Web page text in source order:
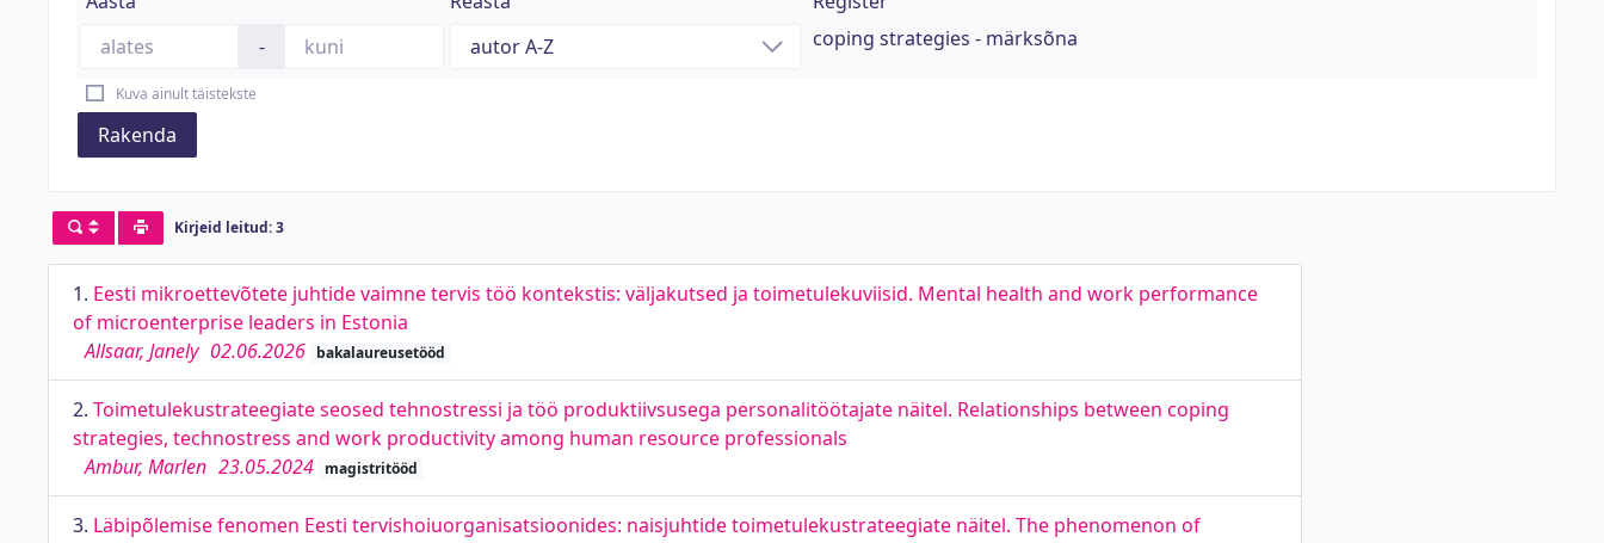
-
coping strategies - märksõna
Kuva ainult täistekste
Rakenda
Kirjeid leitud: 3
1. Eesti mikroettevõtete juhtide vaimne tervis töö kontekstis: väljakutsed ja toimetulekuviisid. Mental health and work performance
of microenterprise leaders in Estonia
Allsaar, Janely 02.06.2026 bakalaureusetööd
2. Toimetulekustrateegiate seosed tehnostressi ja töö produktiivsusega personalitöötajate näitel. Relationships between coping
strategies, technostress and work productivity among human resource professionals
Ambur, Marlen 23.05.2024 magistritööd
3. Läbipõlemise fenomen Eesti tervishoiuorganisatsioonides: naisjuhtide toimetulekustrateegiate näitel. The phenomenon of